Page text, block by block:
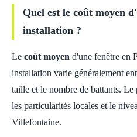
Quel est le coût moyen
installation ?
Le coût moyen d'une fenêtre en
installation varie généralement
taille et le nombre de battants.
les particularités locales et le
Villefontaine.